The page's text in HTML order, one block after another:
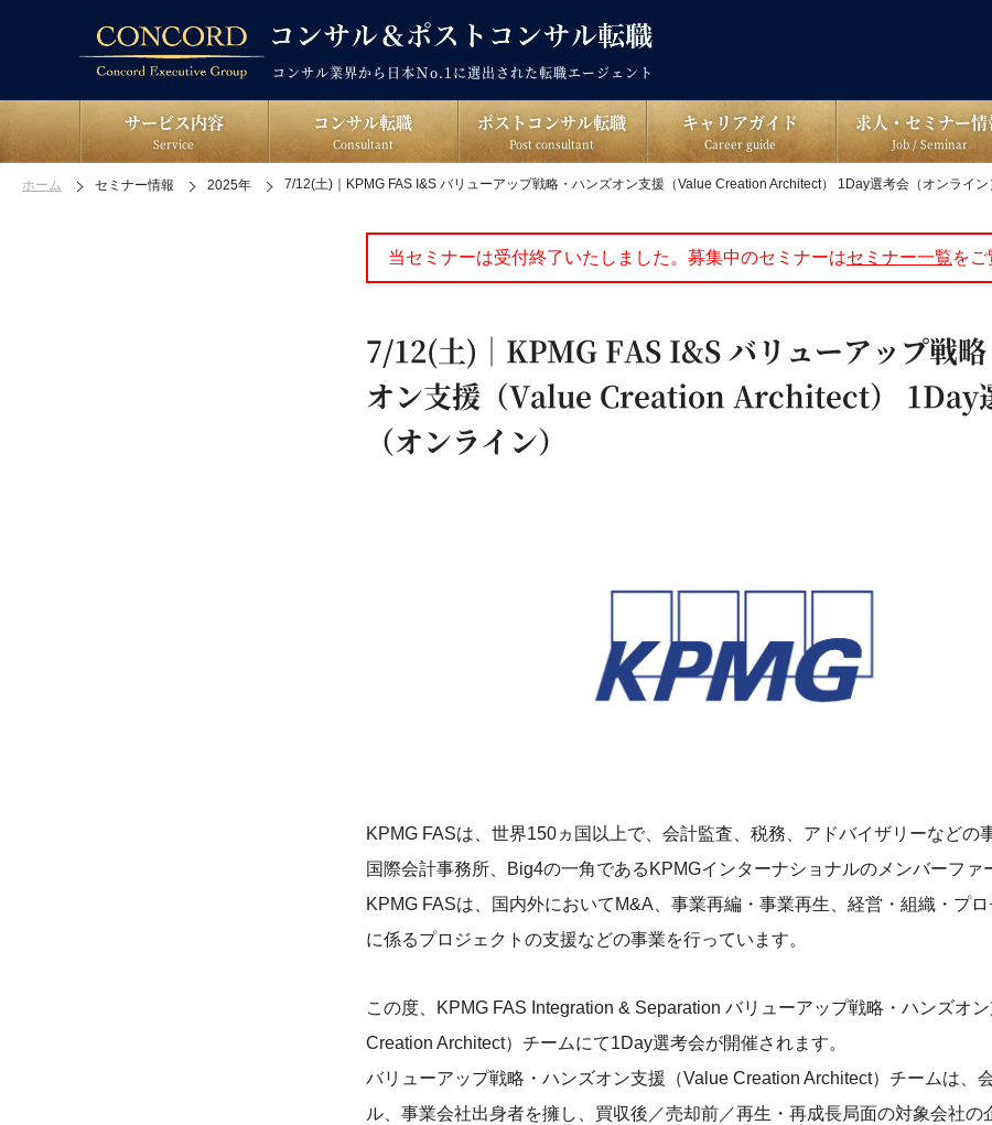
コンサル業界から日本Ｎo.1に選出された転職エージェント
サービス内容
Service
コンサル転職
Consultant
ポストコンサル転職
Post consultant
キャリアガイド
Career guide
求人・セミナー情
Job / Seminar
ホーム セミナー情報 2025年 7/12(土)｜KPMG FAS I&S バリューアップ戦略・ハンズオン支援（Value Creation Architect） 1Day選考会（オンライン
当セミナーは受付終了いたしました。募集中のセミナーはセミナー一覧をご
7/12(土)｜KPMG FAS I&S バリューアップ戦
オン支援（Value Creation Architect） 1Day
（オンライン）
KPMG FASは、世界150ヵ国以上で、会計監査、税務、アドバイザリーなどの
国際会計事務所、Big4の一角であるKPMGインターナショナルのメンバーファ
KPMG FASは、国内外においてM&A、事業再編・事業再生、経営・組織・プ
に係るプロジェクトの支援などの事業を行っています。
この度、KPMG FAS Integration & Separation バリューアップ戦略・ハンズオ
Creation Architect）チームにて1Day選考会が開催されます。
バリューアップ戦略・ハンズオン支援（Value Creation Architect）チームは、
ル、事業会社出身者を擁し、買収後／売却前／再生・再成長局面の対象会社の